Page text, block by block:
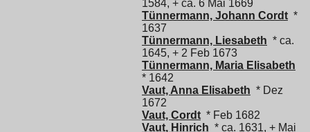
1584, + ca. 6 Mai 1669
Tünnermann, Johann Cordt *
1637
Tünnermann, Liesabeth * ca.
1645, + 2 Feb 1673
Tünnermann, Maria Elisabeth
* 1642
Vaut, Anna Elisabeth * Dez
1672
Vaut, Cordt * Feb 1682
Vaut, Hinrich * ca. 1631, + Mai